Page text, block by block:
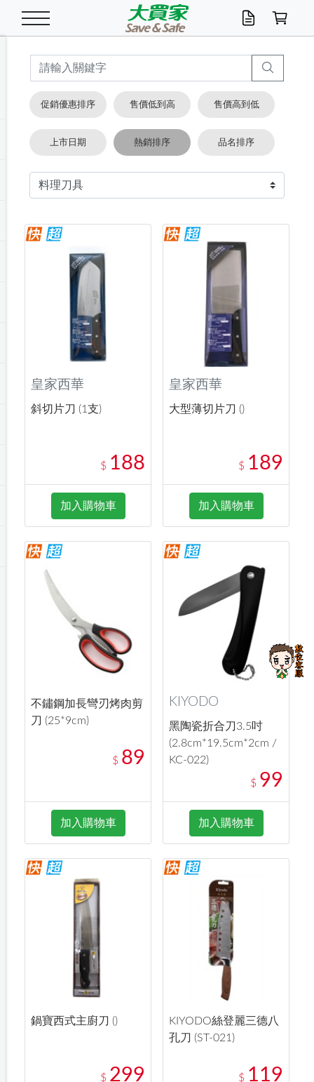
米/五穀/濃湯 米/糙米
五穀/南北貨
湯類/湯塊
油/調味料
食用油
醬油.油膏.蠔油
泡麵 / 麵條
包麵
碗麵/義大利麵
麵條/快煮麵/米粉
魚罐
醬菜/玉米罐
點心罐
休閒零嘴 初一十五拜拜懶
零嘴
堅果/海苔
美味餅乾
餅乾
糕餅/點心
糖果/巧克力
糖果/蜜餞/果凍
巧克力
茶飲料
果汁咖啡
碳酸/礦泉水
機能飲料
箱購飲料
養生保健/常備品 雞精/飲品
機能保健
▶保健品牌推薦
奶粉/穀麥片
奶粉
麥片/玉米片
沖調穀粉/隨手包
特色茶品
綠茶
紅茶
奶茶/花草茶
黑糖桂圓/蜂蜜醋
即溶咖啡
咖啡豆/粉/濾掛
可可/糖/奶精
沐浴乳香皂 沐浴乳
香皂/洗手乳
美髮造型
洗髮/護髮
造型髮品
口腔清潔
牙 刷
牙膏/漱口水
潔顏產品
卸妝/粉刺調理
開架/身體保養
臉部保養
面/眼膜
鍋具/飲水/廚房 鍋具/餐具
保鮮/微波
掃除用具/照明/五金
掃除/清潔用具
洗衣/曬衣用具
電池/延長線
修繕/五金/祭祀
傢飾/收納/衛浴
寢具/家具
收納用品
衛浴/毛巾
寵物食品
寵物清潔/百貨
衛生紙/濕巾 抽取衛生紙/濕巾
廚房紙巾/平版/
箱購免運區
衣物清潔
洗衣精
洗衣粉/皂
漂白水/柔軟精
居家清潔
廚房/餐具清潔
浴廁/水管清潔
居家清潔/除濕芳
衛生棉
成人/嬰兒紙尿褲
箱購免運區
嬰兒尿布
成人紙尿褲
廚房家電 料理鍋具
烤箱/微波/電磁爐
快煮壺/烘碗機
季節家電
除濕/清淨機
風扇/防蚊家電
生活家電
除塵家電
美容家電
電腦周邊
數位週邊
手機/平板周邊
文具/辦公用品 文具用品
辦公文具/收納
玩具/擺設小物
汽機車百貨
機車/腳踏車百貨
汽車百貨
休閒/運動
戶外/休閒用品
健身/按摩/瑜珈
測量/護具/其他
服飾內著
配件
男/女/機能包
冷凍免運 生鮮食品
調理食品
箱購免運
食品免運
清潔用品免運
居家/汽百用品
主題專區
季節活動
店長推薦
這夏不怕熱
促銷優惠排序 售價低到高 售價高到低
上市日期 熱銷排序 品名排序
皇家西華
斜切片刀 (1支)
$ 188
加入購物車
皇家西華
大型薄切片刀 ()
$ 189
加入購物車
不鏽鋼加長彎刃烤肉剪
刀 (25*9cm)
$ 89
加入購物車
KIYODO
黑陶瓷折合刀3.5吋
(2.8cm*19.5cm*2cm /
KC-022)
$ 99
加入購物車
鍋寶西式主廚刀 ()
$ 299
KIYODO絲登麗三德八
孔刀 (ST-021)
$ 119